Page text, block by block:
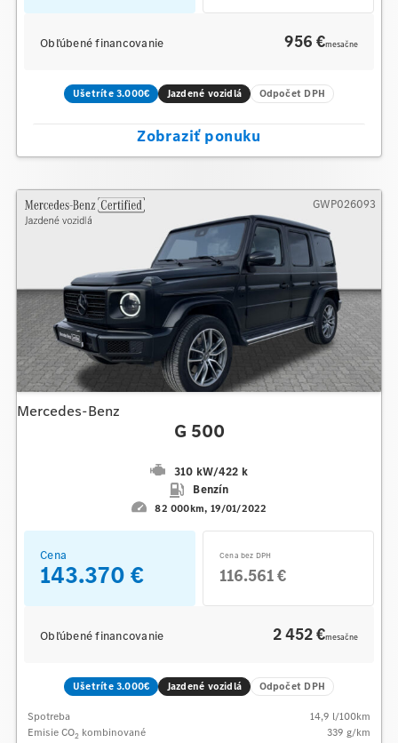
Obľúbené financovanie 956 €mesačne
Ušetríte 3.000€ Jazdené vozidlá Odpočet DPH
Zobraziť ponuku
Mercedes-Benz
G 500
310 kW/422 k
Benzín
82 000km 19/01/2022
GWP026093
Cena
143.370 €
Cena bez DPH
116.561 €
Obľúbené financovanie 2 452 €mesačne
Ušetríte 3.000€ Jazdené vozidlá Odpočet DPH
Spotreba 14,9 l/100km
Emisie CO2 kombinované 339 g/km